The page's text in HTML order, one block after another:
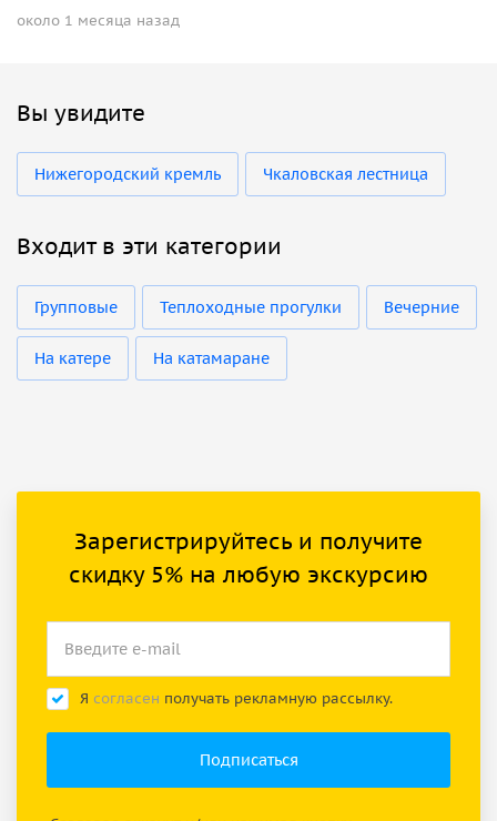
около 1 месяца назад
Вы увидите
Нижегородский кремль Чкаловская лестница
Входит в эти категории
Групповые Теплоходные прогулки Вечерние
На катере На катамаране
Зарегистрируйтесь и получите
скидку 5% на любую экскурсию
Я согласен получать рекламную рассылку.